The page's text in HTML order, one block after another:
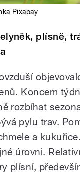
Pixabay
plísně,
Koncem
rozbíhat
pylu trav.
a
úrovni.
plísní,